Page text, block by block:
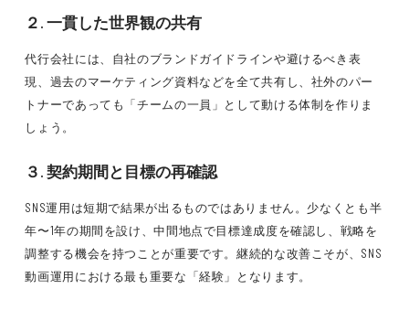
２. 一貫した世界観の共有
代行会社には、自社のブランドガイドラインや避けるべき表
現、過去のマーケティング資料などを全て共有し、社外のパー
トナーであっても「チームの一員」として動ける体制を作りま
しょう。
３. 契約期間と目標の再確認
SNS運用は短期で結果が出るものではありません。少なくとも半
年〜1年の期間を設け、中間地点で目標達成度を確認し、戦略を
調整する機会を持つことが重要です。継続的な改善こそが、SNS
動画運用における最も重要な「経験」となります。